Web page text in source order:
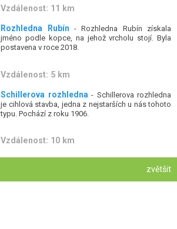
Vzdálenost: 11 km
Rozhledna Rubín - Rozhledna Rubín získala
jméno podle kopce, na jehož vrcholu stojí. Byla
postavena v roce 2018.
Vzdálenost: 5 km
Schillerova rozhledna - Schillerova rozhledna
je cihlová stavba, jedna z nejstarších u nás tohoto
typu. Pochází z roku 1906.
Vzdálenost: 10 km
zvětšit